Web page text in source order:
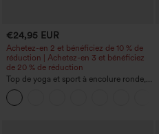
€24,95 EUR
Achetez-en 2 et bénéficiez de 10 % de
réduction | Achetez-en 3 et bénéficiez
de 20 % de réduction
Top de yoga et sport à encolure ronde,
manches courtes, à fronces, effet
rafraîchissant au toucher - UPF50+